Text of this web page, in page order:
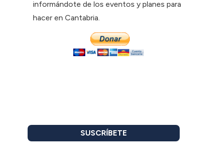
informándote de los eventos y planes para
hacer en Cantabria.
SUSCRÍBETE